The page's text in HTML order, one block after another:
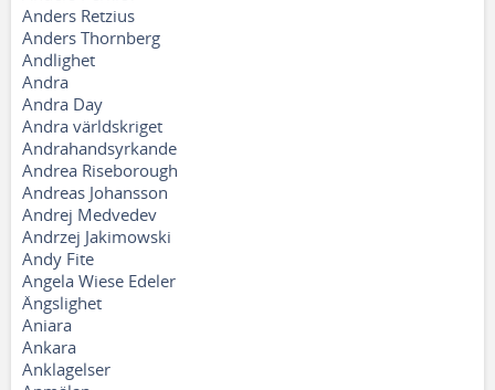
Anders Retzius
Anders Thornberg
Andlighet
Andra
Andra Day
Andra världskriget
Andrahandsyrkande
Andrea Riseborough
Andreas Johansson
Andrej Medvedev
Andrzej Jakimowski
Andy Fite
Angela Wiese Edeler
Ängslighet
Aniara
Ankara
Anklagelser